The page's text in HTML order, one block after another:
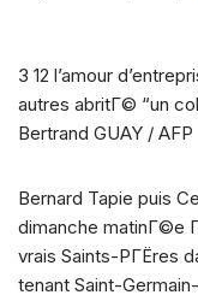
3 12 l’amour
autres abritГ© “un
Bertrand GUAY / AFP
Bernard Tapie puis
dimanche matinГ©e
vrais Saints-PГЁres
tenant Saint-